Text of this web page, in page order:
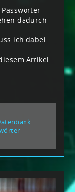
dadurch
ich dabei
Artikel